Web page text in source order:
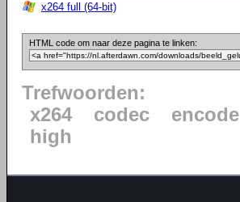
x264 full (64-bit)
HTML code om naar deze pagina te linken:
Trefwoorden:
x264
codec encode
high